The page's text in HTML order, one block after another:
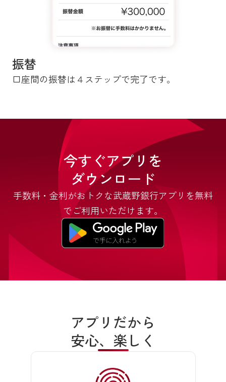
振替
口座間の振替は４ステップで完了です。
今すぐアプリを
ダウンロード
手数料・金利がおトクな武蔵野銀行アプリを無料
でご利用いただけます。
アプリだから
安心、楽しく